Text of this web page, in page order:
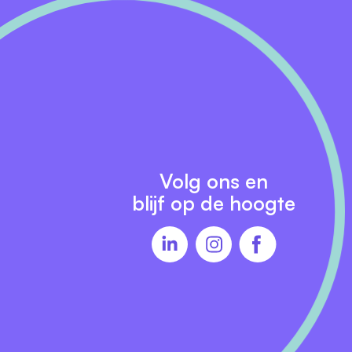
Volg ons en
blijf op de hoogte